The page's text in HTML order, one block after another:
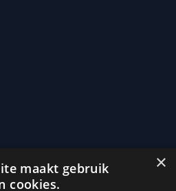
×
maakt gebruik
cookies.